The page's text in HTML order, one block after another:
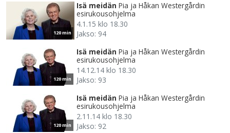
120 min
Isä meidän Pia ja Håkan Westergårdin
esirukousohjelma
4.1.15 klo 18.30
Jakso: 94
120 min
Isä meidän Pia ja Håkan Westergårdin
esirukousohjelma
14.12.14 klo 18.30
Jakso: 93
120 min
Isä meidän Pia ja Håkan Westergårdin
esirukousohjelma
2.11.14 klo 18.30
Jakso: 92